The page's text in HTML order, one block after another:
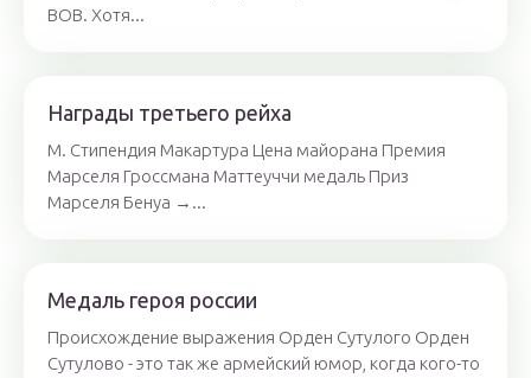
ВОВ. Хотя...
Награды третьего рейха
М. Стипендия Макартура Цена майорана Премия
Марселя Гроссмана Маттеуччи медаль Приз
Марселя Бенуа →...
Медаль героя россии
Происхождение выражения Орден Сутулого Орден
Сутулово - это так же армейский юмор, когда кого-то